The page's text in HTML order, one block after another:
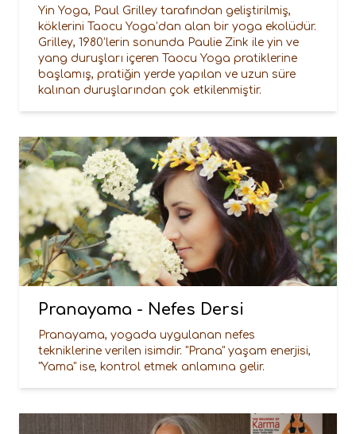
Yin Yoga, Paul Grilley tarafından geliştirilmiş,
köklerini Taocu Yoga’dan alan bir yoga ekolüdür.
Grilley, 1980’lerin sonunda Paulie Zink ile yin ve
yang duruşları içeren Taocu Yoga pratiklerine
başlamış, pratiğin yerde yapılan ve uzun süre
kalınan duruşlarından çok etkilenmiştir.
Pranayama - Nefes Dersi
Pranayama, yogada uygulanan nefes
tekniklerine verilen isimdir. "Prana" yaşam enerjisi,
"Yama" ise, kontrol etmek anlamına gelir.